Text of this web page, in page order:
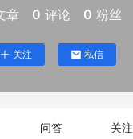
章 0 评论 0 粉丝
关注 私信
问答 关注